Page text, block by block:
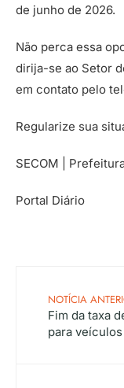
de junho de 2026.
Não perca essa
dirija-se ao Setor
em contato pelo
Regularize sua
SECOM |
Portal Diário
NOTÍCIA
Fim da taxa
para